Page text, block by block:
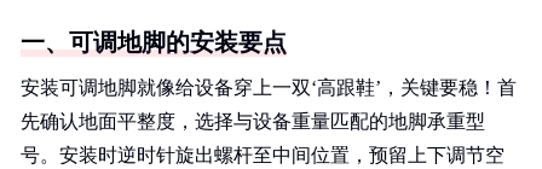
一、可调地脚的安装要点
安装可调地脚就像给设备穿上一双‘高跟鞋’，关键要稳！首
先确认地面平整度，选择与设备重量匹配的地脚承重型
号。安装时逆时针旋出螺杆至中间位置，预留上下调节空